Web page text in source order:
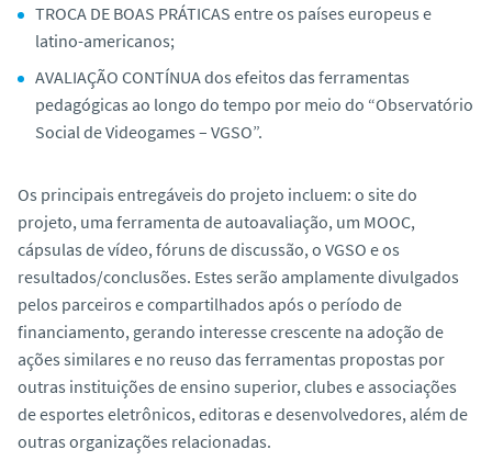
TROCA DE BOAS PRÁTICAS entre os países europeus e
latino-americanos;
AVALIAÇÃO CONTÍNUA dos efeitos das ferramentas
pedagógicas ao longo do tempo por meio do “Observatório
Social de Videogames – VGSO”.
Os principais entregáveis do projeto incluem: o site do
projeto, uma ferramenta de autoavaliação, um MOOC,
cápsulas de vídeo, fóruns de discussão, o VGSO e os
resultados/conclusões. Estes serão amplamente divulgados
pelos parceiros e compartilhados após o período de
financiamento, gerando interesse crescente na adoção de
ações similares e no reuso das ferramentas propostas por
outras instituições de ensino superior, clubes e associações
de esportes eletrônicos, editoras e desenvolvedores, além de
outras organizações relacionadas.